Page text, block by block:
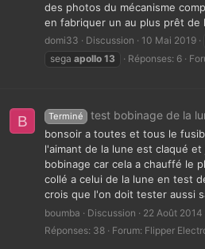
des photos du mécanisme
en fabriquer un au plus prêt de
domi33 Discussion 10 Mai 2019
sega apollo 13 Réponses: 6
B Terminé test bobinage de la
bonsoir a toutes et tous le
l'aimant de la lune est claqué
bobinage car cela a chauffé le
collé a celui de la lune en test
crois que l'on doit tester aussi
boumba Discussion 22 Août 2014
Réponses: 38
Forum: Flipper